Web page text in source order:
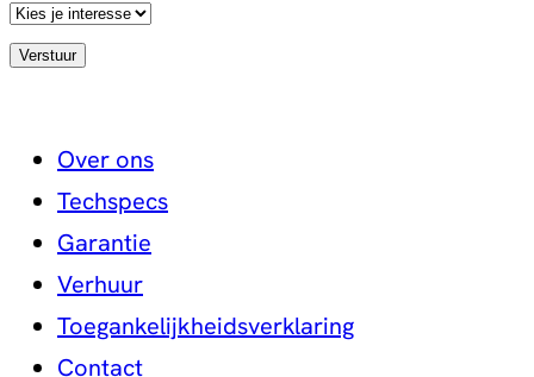
Over ons
Techspecs
Garantie
Verhuur
Toegankelijkheidsverklaring
Contact